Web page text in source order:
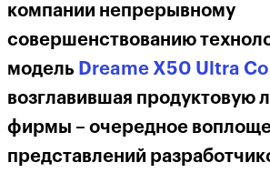
компании непрерывному
совершенствованию
модель Dreame X50 Ultra
возглавившая продуктовую
фирмы – очередное
представлений